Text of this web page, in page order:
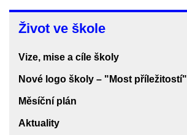
Život
ve
škole
Život ve škole
Vize, mise a cíle školy
Nové logo školy – "Most příležitostí"
Měsíční plán
Aktuality